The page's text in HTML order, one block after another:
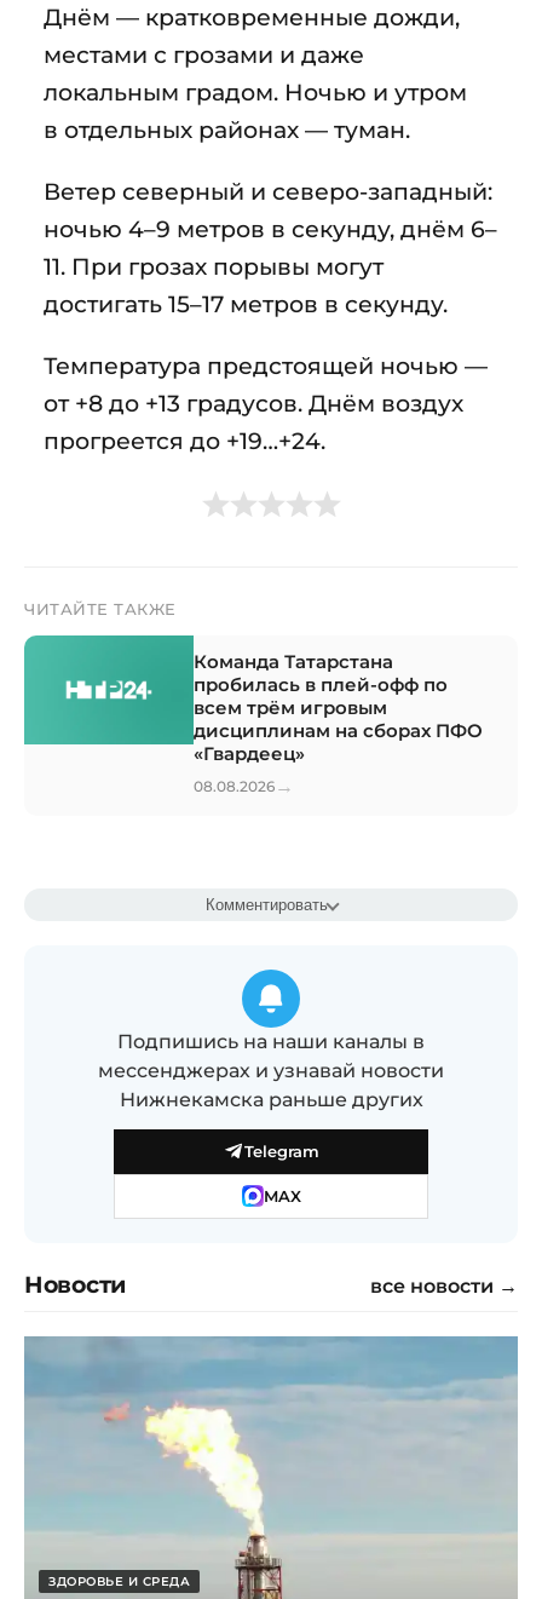
Днём — кратковременные дожди,
местами с грозами и даже
локальным градом. Ночью и утром
в отдельных районах — туман.
Ветер северный и северо-западный:
ночью 4–9 метров в секунду, днём 6–
11. При грозах порывы могут
достигать 15–17 метров в секунду.
Температура предстоящей ночью —
от +8 до +13 градусов. Днём воздух
прогреется до +19…+24.
ЧИТАЙТЕ ТАКЖЕ
Команда Татарстана
пробилась в плей-офф по
всем трём игровым
дисциплинам на сборах ПФО
«Гвардеец»
08.08.2026 →
Комментировать
Подпишись на наши каналы в
мессенджерах и узнавай новости
Нижнекамска раньше других
Telegram
MAX
Новости все новости →
ЗДОРОВЬЕ И СРЕДА